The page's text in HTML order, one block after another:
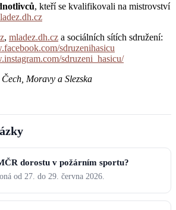
, kteří se kvalifikovali na mistrovství
, mladez.dh.cz a sociálních sítích sdružení:
sdruzenihasicu
sdruzeni_hasicu/
Moravy a Slezska
dorostu v požárním sportu?
od 27. do 29. června 2026.